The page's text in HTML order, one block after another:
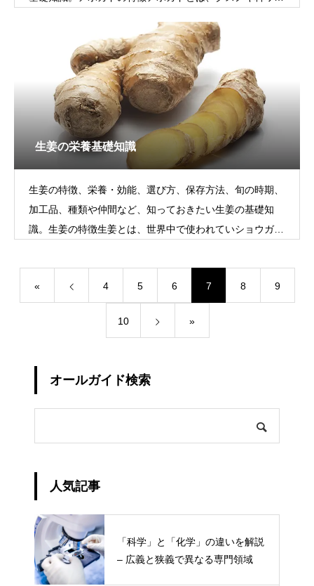
生姜の栄養基礎知識
生姜の特徴、栄養・効能、選び方、保存方法、旬の時期、
加工品、種類や仲間など、知っておきたい生姜の基礎知
識。生姜の特徴生姜とは、世界中で使われていショウガ科
« 4 5 6 7 8 9
10 »
オールガイド検索
人気記事
「科学」と「化学」の違いを解説
– 広義と狭義で異なる専門領域